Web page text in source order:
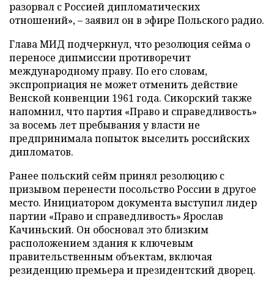
разорвал с Россией дипломатических
отношений», – заявил он в эфире Польского радио.
Глава МИД подчеркнул, что резолюция сейма о
переносе дипмиссии противоречит
международному праву. По его словам,
экспроприация не может отменить действие
Венской конвенции 1961 года. Сикорский также
напомнил, что партия «Право и справедливость»
за восемь лет пребывания у власти не
предпринимала попыток выселить российских
дипломатов.
Ранее польский сейм принял резолюцию с
призывом перенести посольство России в другое
место. Инициатором документа выступил лидер
партии «Право и справедливость» Ярослав
Качиньский. Он обосновал это близким
расположением здания к ключевым
правительственным объектам, включая
резиденцию премьера и президентский дворец.